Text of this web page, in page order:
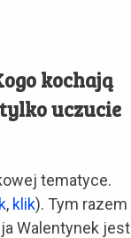
kochają
uczucie
tematyce.
, klik). Tym razem
Walentynek jest